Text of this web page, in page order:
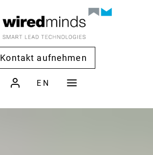
Kontakt aufnehmen
EN